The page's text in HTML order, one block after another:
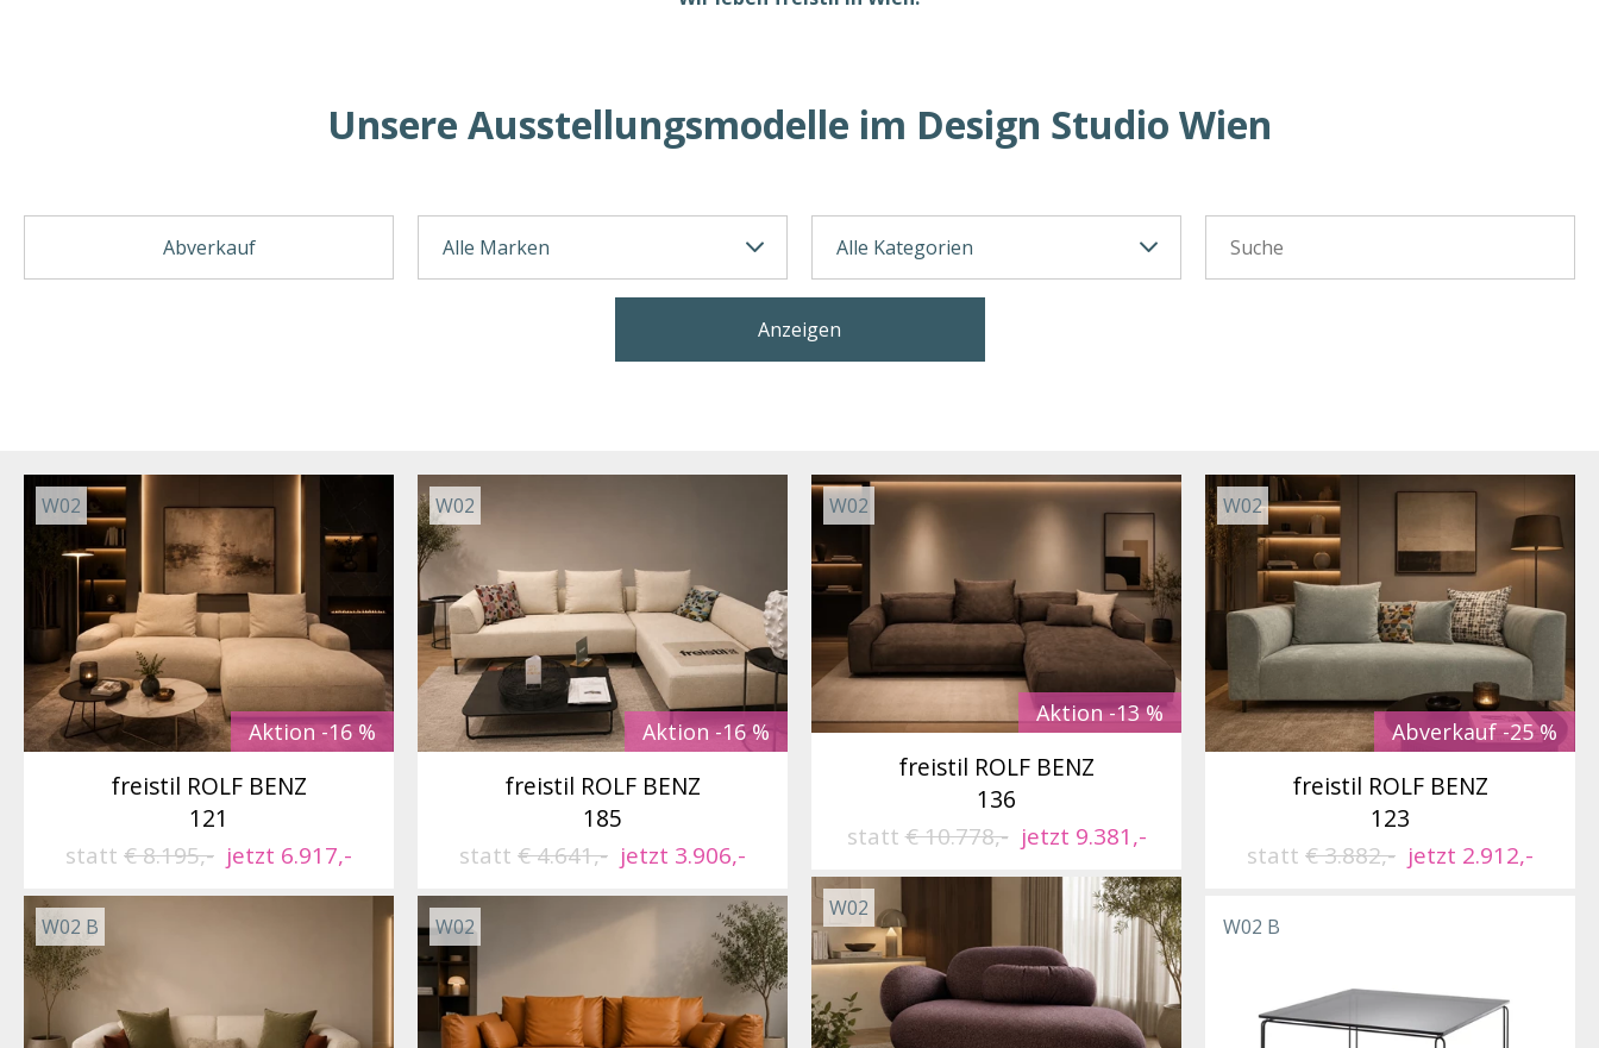
Unsere Ausstellungsmodelle im Design Studio Wien
Abverkauf
Anzeigen
Aktion -16 %
W02
freistil ROLF BENZ
121
statt € 8.195,- jetzt 6.917,-
Aktion -16 %
W02
freistil ROLF BENZ
185
statt € 4.641,- jetzt 3.906,-
Aktion -13 %
W02
freistil ROLF BENZ
136
statt€ 10.778,- jetzt 9.381,-
Abverkauf -25 %
W02
freistil ROLF BENZ
123
statt € 3.882,- jetzt 2.912,-
W02
W02 B W02 W02 B